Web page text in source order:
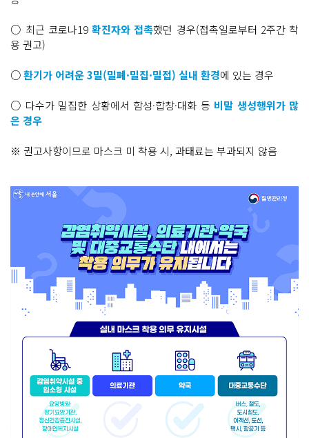
○ 최근 코로나19 확진자와 접촉했던 경우(접촉일로부터 2주간 착
용 권고)
○환기가 어려운 3밀(밀폐·밀집·밀접) 실내 환경에 있는 경우
○ 다수가 밀집한 상황에서 함성·합창·대화 등 비말 생성행위가 많
은 경우
※ 권고사항이므로 마스크 미 착용 시, 과태료는 부과되지 않음